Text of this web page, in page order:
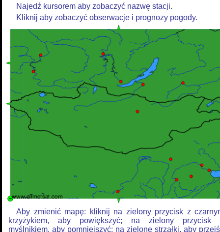
Najedź kursorem aby zobaczyć nazwę stacji.
Kliknij aby zobaczyć obserwacje i prognozy pogody.
Aby zmienić mapę: kliknij na zielony przycisk z
krzyżykiem, aby powiększyć; na zielony przycisk
myślnikiem, aby pomniejszyć; na zielone strzałki, aby